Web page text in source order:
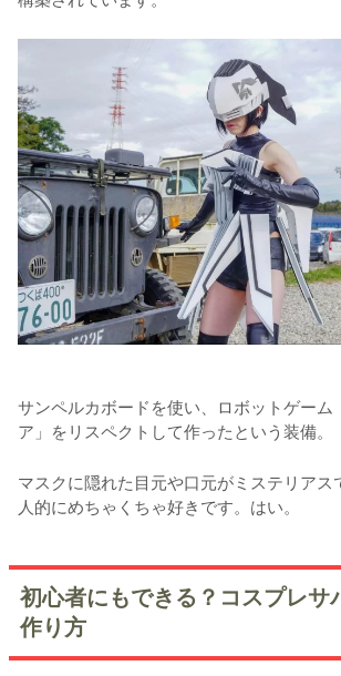
サンペルカボードを使い、ロボットゲーム
ア」をリスペクトして作ったという装備。
マスクに隠れた目元や口元がミステリアス
人的にめちゃくちゃ好きです。はい。
初心者にもできる？コスプレサ
作り方